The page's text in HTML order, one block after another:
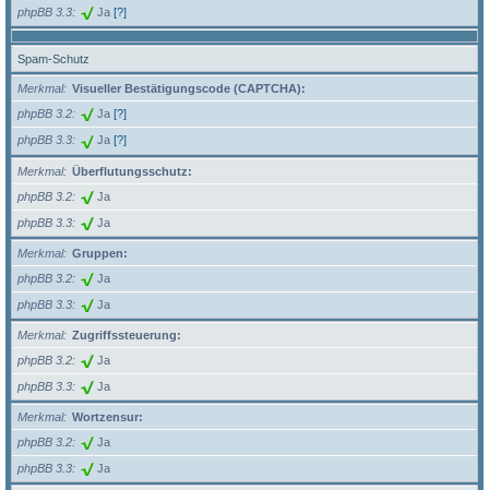
phpBB 3.3 Ja [?]
Spam-Schutz
Merkmal
Visueller Bestätigungscode (CAPTCHA):
phpBB 3.2
Ja [?]
phpBB 3.3 Ja [?]
Merkmal
Überflutungsschutz:
phpBB 3.2
Ja
phpBB 3.3 Ja
Merkmal
Gruppen:
phpBB 3.2
Ja
phpBB 3.3 Ja
Merkmal
Zugriffssteuerung:
phpBB 3.2
Ja
phpBB 3.3 Ja
Merkmal
Wortzensur:
phpBB 3.2
Ja
phpBB 3.3 Ja